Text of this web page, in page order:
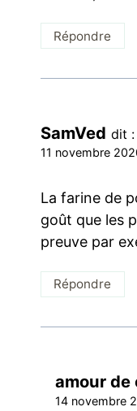
Répondre
SamVed dit :
11 novembre
La farine de
goût que les
preuve par
Répondre
amour de
14 novembre